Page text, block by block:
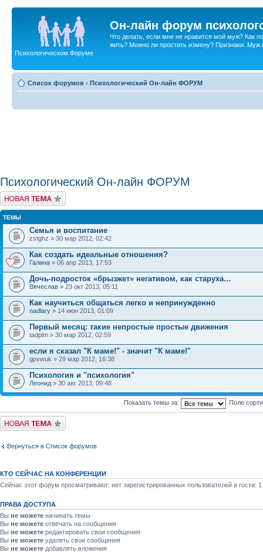
Он-лайн форум
Что делать, если мне не нравится мой муж? Как
жить? Можно ли простить измену? Признаки. Муж
Психологическом Форуме
Список форумов ‹ Психологический Он-лайн ФОРУМ
Психологический Он-лайн ФОРУМ
Новая тема
ТЕМЫ
Семья и воспитание
zstghz » 30 мар 2012, 02:42
Как создать идеальные отношения?
Галина » 06 апр 2013, 17:53
Дочь-подросток «брызжет» негативом, как старуха…
Вячеслав » 23 окт 2013, 05:11
Как научиться общаться легко и непринужденно
nadlary » 14 июн 2013, 01:09
Первый месяц: такие непростые простые движения
tadplm » 30 мар 2012, 02:59
если я сказал "К маме!" - значит "К маме!"
gpvwuk » 29 мар 2012, 16:38
Психология и "психология"
Леонид » 30 авг 2013, 09:48
Показать темы за: Поле
Новая тема
Вернуться в Список форумов
КТО СЕЙЧАС НА КОНФЕРЕНЦИИ
Сейчас этот форум просматривают: нет зарегистрированных пользователей и гости: 1
ПРАВА ДОСТУПА
Вы не можете начинать темы
Вы не можете отвечать на сообщения
Вы не можете редактировать свои сообщения
Вы не можете удалять свои сообщения
Вы не можете добавлять вложения